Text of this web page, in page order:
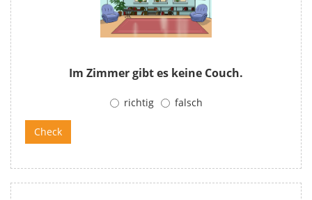
Im Zimmer gibt es keine Couch.
richtig falsch